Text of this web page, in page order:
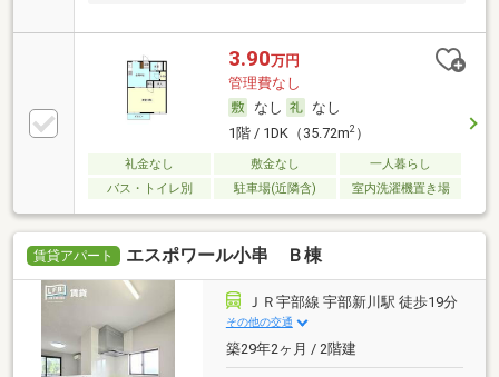
3.90万円
管理費なし
なし
なし
1階 / 1DK（35.72m2）
礼金なし 敷金なし
一人暮らし
バス・トイレ別
駐車場(近隣含) 室内洗濯機置き場
賃貸アパート エスポワール小串 Ｂ棟
ＪＲ宇部線 宇部新川駅 徒歩19分
その他の交通
築29年2ヶ月 / 2階建